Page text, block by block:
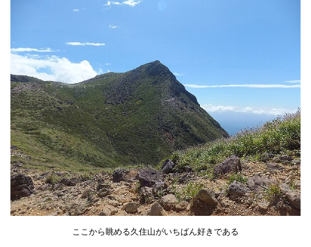
ここから眺める久住山がいちばん好きである